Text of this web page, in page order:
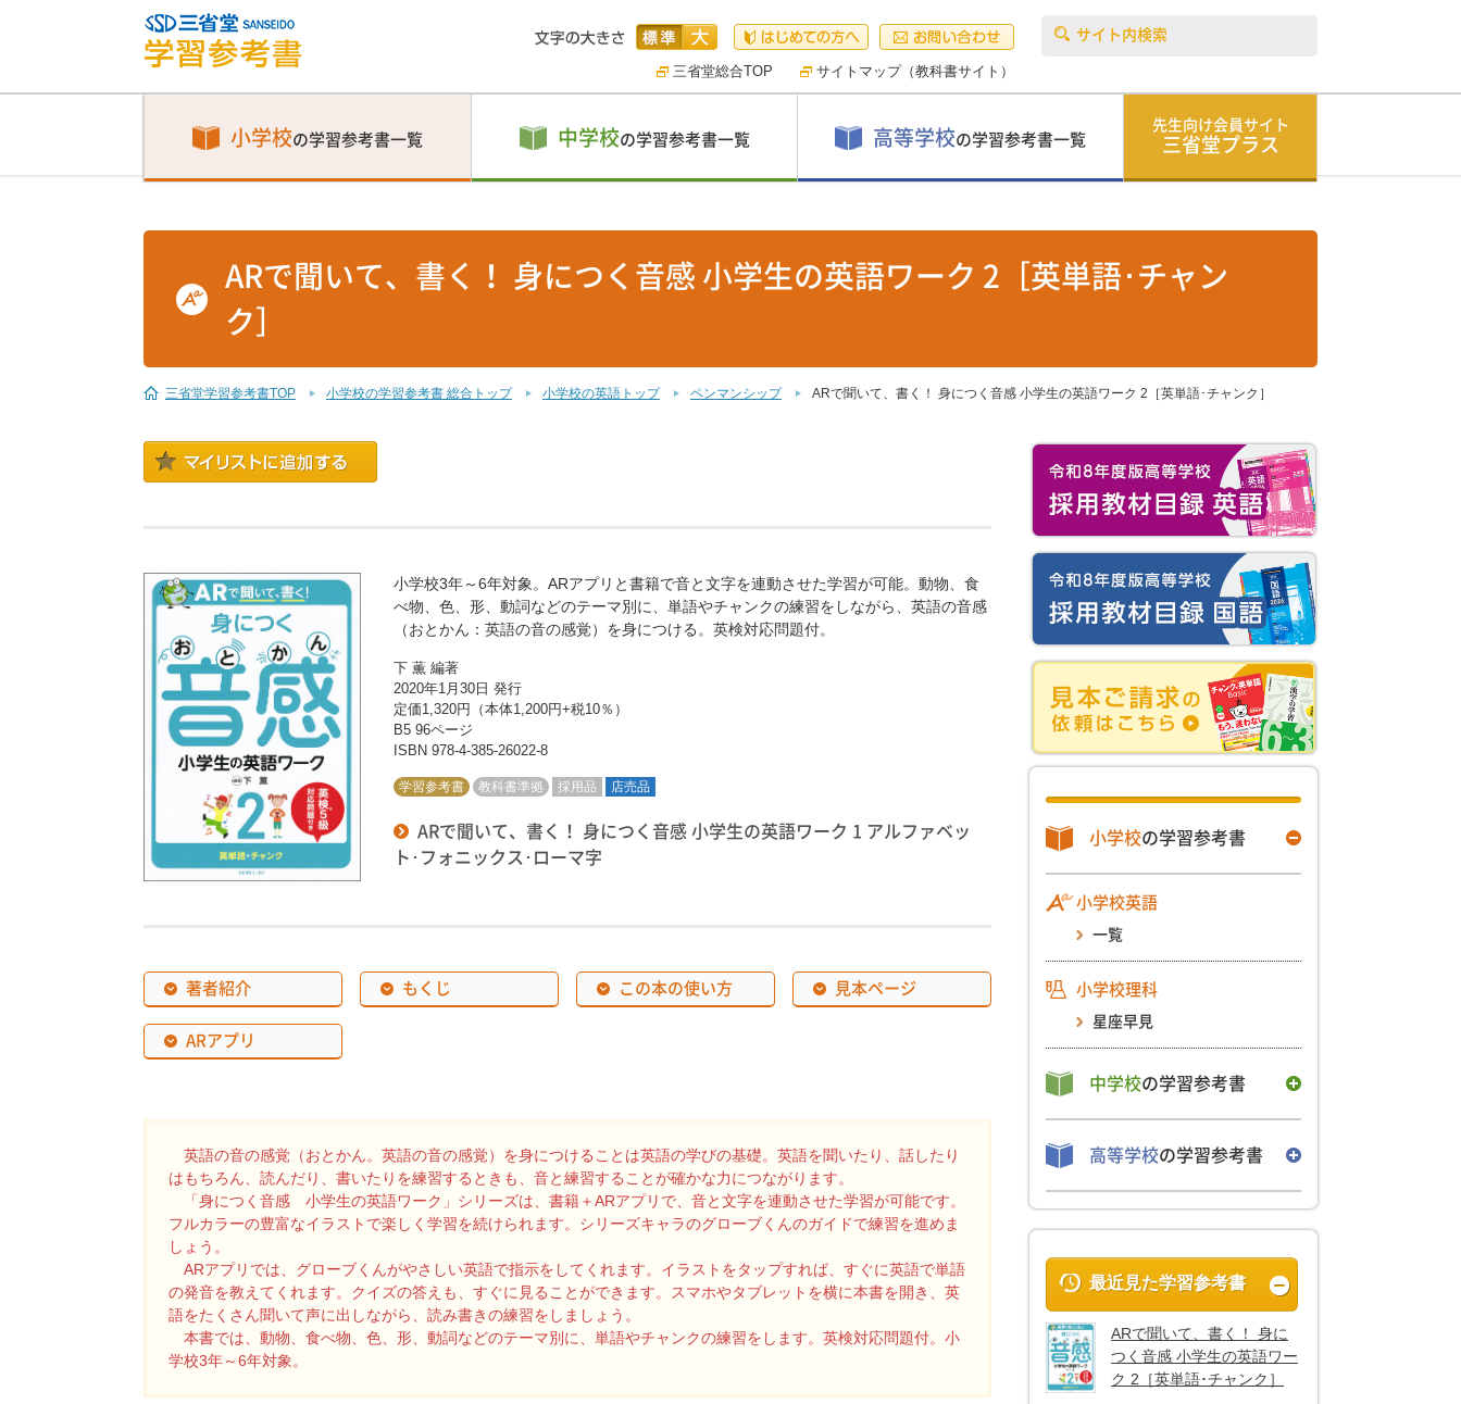
サイト内検索
三省堂総合TOP サイトマップ（教科書サイト）
小学校の学習参考書一覧 中学校の学習参考書一覧 高等学校の学習参考書一覧
先生向け会員サイト
三省堂プラス
ARで聞いて、書く！ 身につく音感 小学生の英語ワーク 2［英単語･チャン
ク］
三省堂学習参考書TOP 小学校の学習参考書 総合トップ 小学校の英語トップ ペンマンシップ ARで聞いて、書く！ 身につく音感 小学生の英語ワーク 2［英単語･チャンク］
小学校3年～6年対象。ARアプリと書籍で音と文字を連動させた学習が可能。動物、食
べ物、色、形、動詞などのテーマ別に、単語やチャンクの練習をしながら、英語の音感
（おとかん：英語の音の感覚）を身につける。英検対応問題付。
下 薫 編著
2020年1月30日 発行
定価1,320円（本体1,200円+税10％）
B5 96ページ
ISBN 978-4-385-26022-8
学習参考書 教科書準拠 採用品 店売品
ARで聞いて、書く！ 身につく音感 小学生の英語ワーク 1 アルファベッ
ト･フォニックス･ローマ字
著者紹介 もくじ この本の使い方 見本ページ
ARアプリ
英語の音の感覚（おとかん。英語の音の感覚）を身につけることは英語の学びの基礎。英語を聞いたり、話したり
はもちろん、読んだり、書いたりを練習するときも、音と練習することが確かな力につながります。
「身につく音感 小学生の英語ワーク」シリーズは、書籍＋ARアプリで、音と文字を連動させた学習が可能です。
フルカラーの豊富なイラストで楽しく学習を続けられます。シリーズキャラのグローブくんのガイドで練習を進めま
しょう。
ARアプリでは、グローブくんがやさしい英語で指示をしてくれます。イラストをタップすれば、すぐに英語で単語
の発音を教えてくれます。クイズの答えも、すぐに見ることができます。スマホやタブレットを横に本書を開き、英
語をたくさん聞いて声に出しながら、読み書きの練習をしましょう。
本書では、動物、食べ物、色、形、動詞などのテーマ別に、単語やチャンクの練習をします。英検対応問題付。小
学校3年～6年対象。
小学校の学習参考書
小学校英語
一覧
小学校理科
星座早見
中学校の学習参考書
高等学校の学習参考書
最近見た学習参考書
ARで聞いて、書く！ 身に
つく音感 小学生の英語ワー
ク 2［英単語･チャンク］